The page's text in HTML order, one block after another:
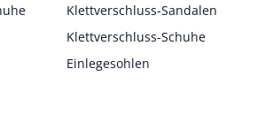
Klettverschluss-Sandalen
Klettverschluss-Schuhe
Einlegesohlen